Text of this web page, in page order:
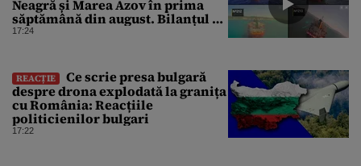
Neagră și Marea Azov în prima
săptămână din august. Bilanțul a
ajuns la 218
17:24
REACȚIE
Ce scrie presa bulgară
despre drona explodată la granița
cu România: Reacțiile
politicienilor bulgari
17:22